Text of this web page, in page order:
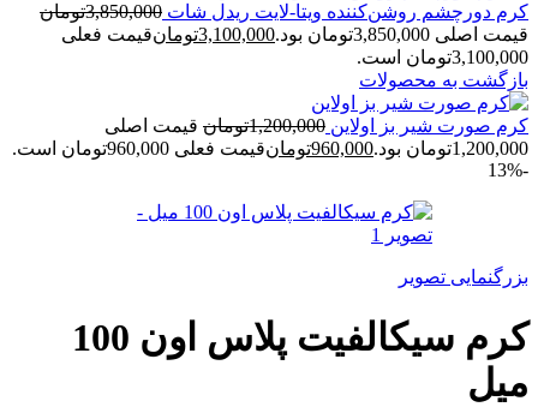
کرم دورچشم روشن‌کننده ویتا-لایت ریدل شات 3,850,000تومان
قیمت اصلی 3,850,000تومان بود.
3,100,000تومانقیمت فعلی
3,100,000تومان است.
بازگشت به محصولات
کرم صورت شیر بز اولاین 1,200,000تومان قیمت اصلی
1,200,000تومان بود.
960,000تومانقیمت فعلی 960,000تومان است.
-13%
بزرگنمایی تصویر
کرم سیکالفیت پلاس اون 100
میل